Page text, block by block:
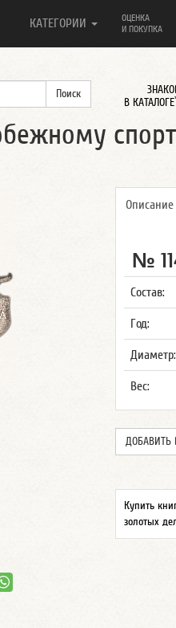
КАТЕГОРИИ
ОЦЕНКА
И ПОКУПКА
В КАТАЛОГЕ
Описание
№
Состав:
Год:
Диаметр:
Вес:
ДОБАВИТЬ
Купить
золотых